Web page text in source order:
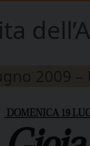
2009 –